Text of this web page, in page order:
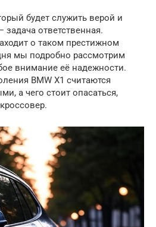
будет служить верой и
ответственная.
о таком престижном
мы подробно рассмотрим
внимание её надежности.
BMW X1 считаются
а чего стоит опасаться,